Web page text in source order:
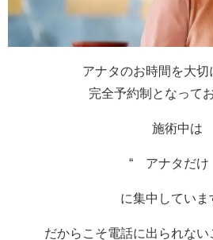
アナタのお時間を大切
完全予約制となって
施術中は
“ アナタだ
に集中していま
だからこそ電話に出られな